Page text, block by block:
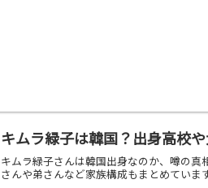
キムラ緑子は韓国？出身高校
キムラ緑子さんは韓国出身なのか、噂の
さんや弟さんなど家族構成もまとめていま